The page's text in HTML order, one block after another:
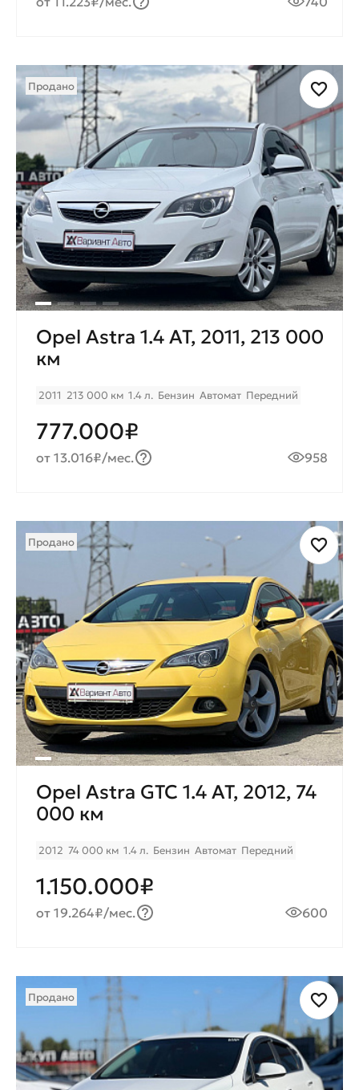
Продано
Opel Astra 1.4 AT, 2011, 213 000
км
2011 213 000 км 1.4 л. Бензин Автомат Передний
777.000₽
от 13.016₽/мес. 958
Продано
Opel Astra GTC 1.4 AT, 2012, 74
000 км
2012 74 000 км 1.4 л. Бензин Автомат Передний
1.150.000₽
от 19.264₽/мес. 600
Продано